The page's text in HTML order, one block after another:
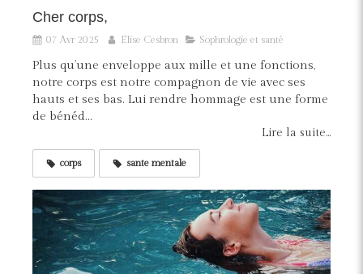
Cher corps,
07 Avr 2025 Elise Cesbron Sophrologie et santé
Plus qu’une enveloppe aux mille et une fonctions,
notre corps est notre compagnon de vie avec ses
hauts et ses bas. Lui rendre hommage est une forme
de bénéd...
Lire la suite...
corps sante mentale